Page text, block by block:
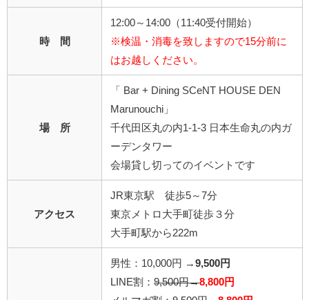
時 間
12:00～14:00（11:40受付開始）
※検温・消毒を致しますので15分前に
はお越しください。
場 所
「 Bar + Dining SCeNT HOUSE DEN
Marunouchi」
千代田区丸の内1-1-3 日本生命丸の内ガ
ーデンタワー
会場貸し切ってのイベントです
アクセス
JR東京駅 徒歩5～7分
東京メトロ大手町徒歩３分
大手町駅から222m
男性：10,000円 → 9,500円
LINE割： 9,500円→8,800円